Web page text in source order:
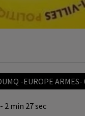
-EUROPE
2 min 27 sec